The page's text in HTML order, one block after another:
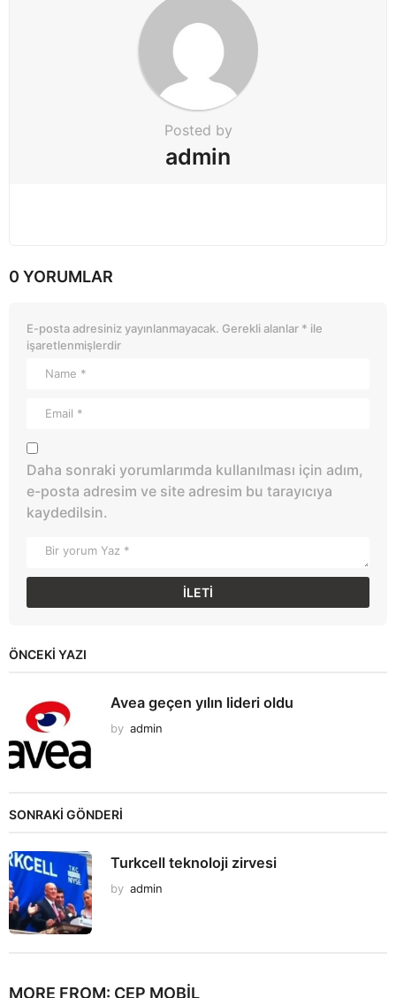
Posted by
admin
0 YORUMLAR
E-posta adresiniz yayınlanmayacak. Gerekli alanlar * ile
işaretlenmişlerdir
Daha sonraki yorumlarımda kullanılması için adım,
e-posta adresim ve site adresim bu tarayıcıya
kaydedilsin.
ÖNCEKI YAZI
Avea geçen yılın lideri oldu
by admin
SONRAKİ GÖNDERİ
Turkcell teknoloji zirvesi
by admin
MORE FROM: CEP MOBIL